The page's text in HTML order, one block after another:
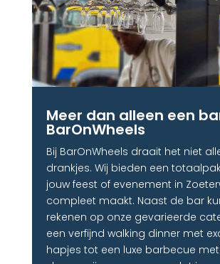
Meer dan alleen een
BarOnWheels
Bij BarOnWheels draait het niet
drankjes. Wij bieden een
jouw feest of evenement in
compleet maakt. Naast de bar
rekenen op onze gevarieerde
een verfijnd walking dinner met
hapjes tot een luxe barbecue